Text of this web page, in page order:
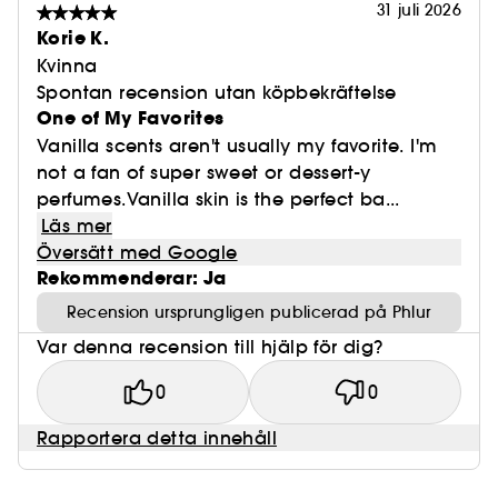
31 juli 2026
Korie K.
Kvinna
Spontan recension utan köpbekräftelse
One of My Favorites
Vanilla scents aren't usually my favorite. I'm
not a fan of super sweet or dessert-y
perfumes.Vanilla skin is the perfect ba...
Läs mer
Översätt med Google
Rekommenderar: Ja
Recension ursprungligen publicerad på Phlur
Var denna recension till hjälp för dig?
0 0
Rapportera detta innehåll